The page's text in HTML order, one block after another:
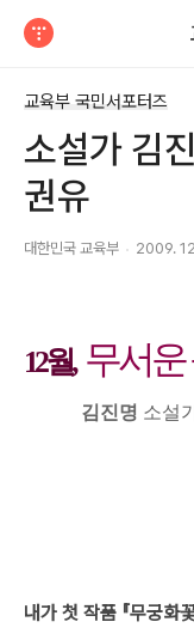
교육부 국민서포터즈
소설가 김
권유
대한민국 교육부 2009.
12월, 무서운
김진명 소설
내가 첫 작품 『무궁화